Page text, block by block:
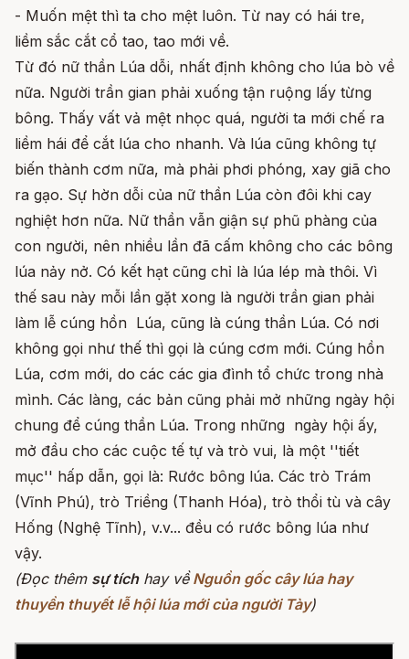
- Muốn mệt thì ta cho mệt luôn. Từ nay có hái tre,
liềm sắc cắt cổ tao, tao mới về.
Từ đó nữ thần Lúa dỗi, nhất định không cho lúa bò về
nữa. Người trần gian phải xuống tận ruộng lấy từng
bông. Thấy vất vả mệt nhọc quá, người ta mới chế ra
liềm hái để cắt lúa cho nhanh. Và lúa cũng không tự
biến thành cơm nữa, mà phải phơi phóng, xay giã cho
ra gạo. Sự hờn dỗi của nữ thần Lúa còn đôi khi cay
nghiệt hơn nữa. Nữ thần vẫn giận sự phũ phàng của
con người, nên nhiều lần đã cấm không cho các bông
lúa nảy nở. Có kết hạt cũng chỉ là lúa lép mà thôi. Vì
thế sau này mỗi lần gặt xong là người trần gian phải
làm lễ cúng hồn Lúa, cũng là cúng thần Lúa. Có nơi
không gọi như thế thì gọi là cúng cơm mới. Cúng hồn
Lúa, cơm mới, do các các gia đình tổ chức trong nhà
mình. Các làng, các bản cũng phải mở những ngày hội
chung để cúng thần Lúa. Trong những ngày hội ấy,
mở đầu cho các cuộc tế tự và trò vui, là một ''tiết
mục'' hấp dẫn, gọi là: Rước bông lúa. Các trò Trám
(Vĩnh Phú), trò Triềng (Thanh Hóa), trò thổi tù và cây
Hống (Nghệ Tĩnh), v.v... đều có rước bông lúa như
vậy.
(Đọc thêm sự tíchhay vềNguồn gốc cây lúa hay
thuyền thuyết lễ hội lúa mới của người Tày)